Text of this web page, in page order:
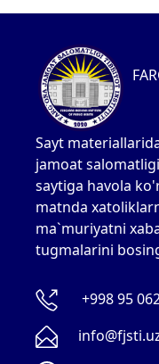
Sayt
jamoat
saytiga havola
matnda
ma`muriyatni
tugmalarini
+998 95